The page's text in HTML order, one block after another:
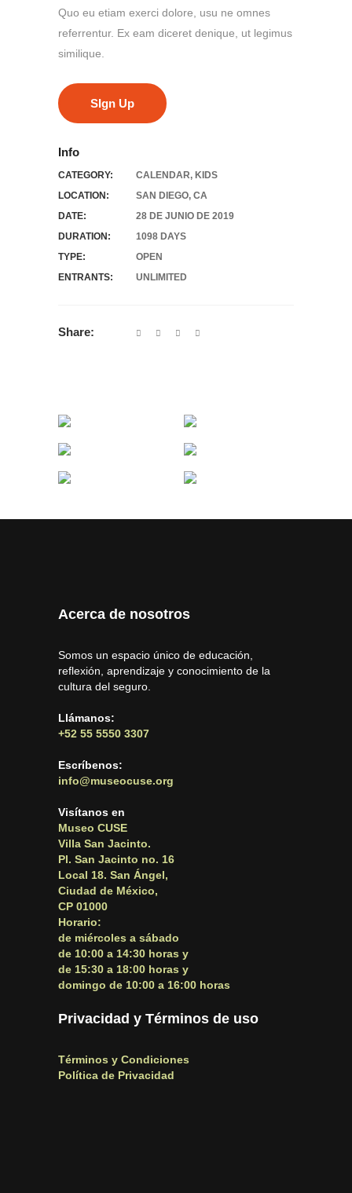
Quo eu etiam exerci dolore, usu ne omnes
referrentur. Ex eam diceret denique, ut legimus
similique.
SIgn Up
Info
CATEGORY: CALENDAR, KIDS
LOCATION:
SAN DIEGO, CA
DATE:
28 DE JUNIO DE 2019
DURATION:
1098 DAYS
TYPE:
OPEN
ENTRANTS:
UNLIMITED
Share:
Acerca de nosotros
Somos un espacio único de educación,
reflexión, aprendizaje y conocimiento de la
cultura del seguro.
Llámanos:
+52 55 5550 3307
Escríbenos:
info@museocuse.org
Visítanos en
Museo CUSE
Villa San Jacinto.
Pl. San Jacinto no. 16
Local 18. San Ángel,
Ciudad de México,
CP 01000
Horario:
de miércoles a sábado
de 10:00 a 14:30 horas y
de 15:30 a 18:00 horas y
domingo de 10:00 a 16:00 horas
Privacidad y Términos de uso
Términos y Condiciones
Política de Privacidad